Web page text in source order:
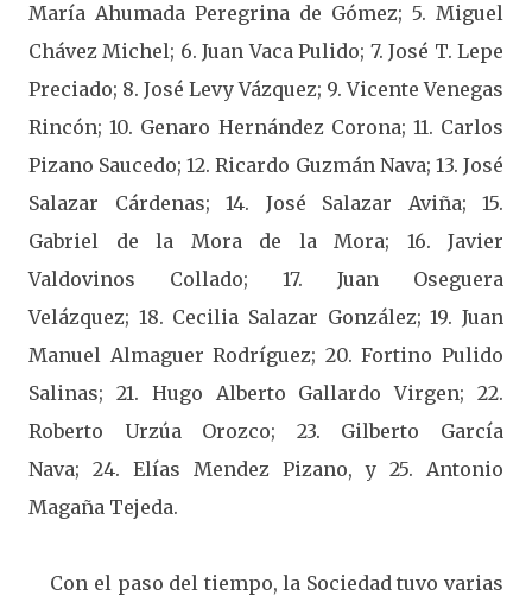
María Ahumada Peregrina de Gómez; 5. Miguel
Chávez Michel; 6. Juan Vaca Pulido; 7. José T. Lepe
Preciado; 8. José Levy Vázquez; 9. Vicente Venegas
Rincón; 10. Genaro Hernández Corona; 11. Carlos
Pizano Saucedo; 12. Ricardo Guzmán Nava; 13. José
Salazar Cárdenas; 14. José Salazar Aviña; 15.
Gabriel de la Mora de la Mora; 16. Javier
Valdovinos Collado; 17. Juan Oseguera
Velázquez; 18. Cecilia Salazar González; 19. Juan
Manuel Almaguer Rodríguez; 20. Fortino Pulido
Salinas; 21. Hugo Alberto Gallardo Virgen; 22.
Roberto Urzúa Orozco; 23. Gilberto García
Nava; 24. Elías Mendez Pizano, y 25. Antonio
Magaña Tejeda.
Con el paso del tiempo, la Sociedad tuvo varias